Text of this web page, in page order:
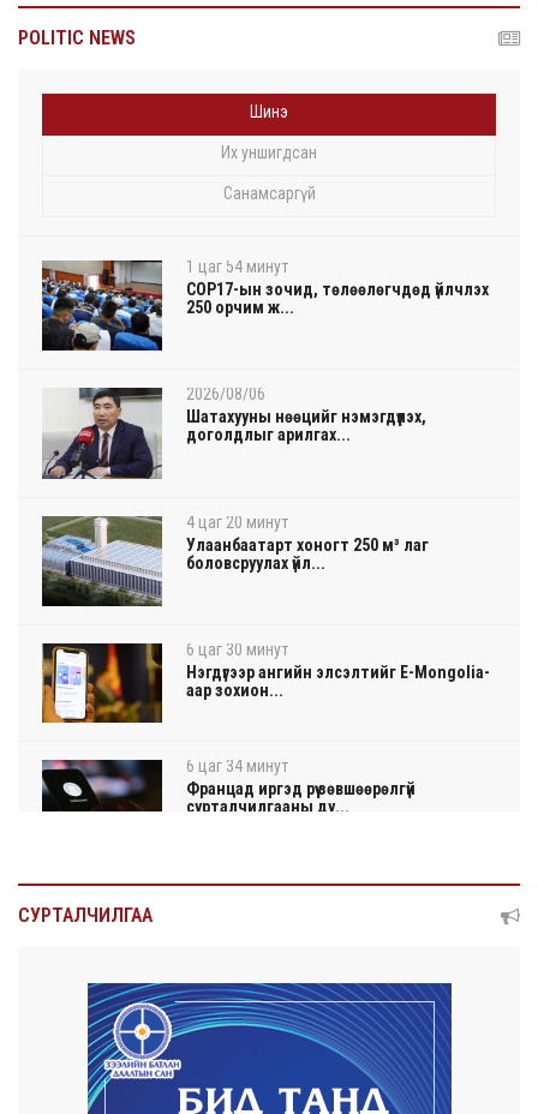
POLITIC NEWS
Шинэ
Их уншигдсан
Санамсаргүй
1 цаг 54 минут
COP17-ын зочид, төлөөлөгчдөд үйлчлэх
250 орчим ж...
2026/08/06
Шатахууны нөөцийг нэмэгдүүлэх,
доголдлыг арилгах...
4 цаг 20 минут
Улаанбаатарт хоногт 250 м³ лаг
боловсруулах үйл...
6 цаг 30 минут
Нэгдүгээр ангийн элсэлтийг E-Mongolia-
аар зохион...
6 цаг 34 минут
Францад иргэд рүү зөвшөөрөлгүй
сурталчилгааны ду...
6 цаг 38 минут
6 цаг 41 минут
Автомашины улсын дугаар сондгой
тоогоор төгссөн ...
СУРТАЛЧИЛГАА